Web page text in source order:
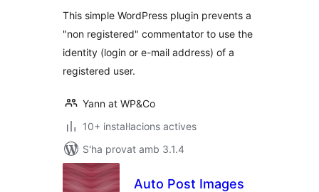
This simple WordPress plugin prevents a
"non registered" commentator to use the
identity (login or e-mail address) of a
registered user.
Yann at WP&Co
10+ instal·lacions actives
S'ha provat amb 3.1.4
Auto Post Images